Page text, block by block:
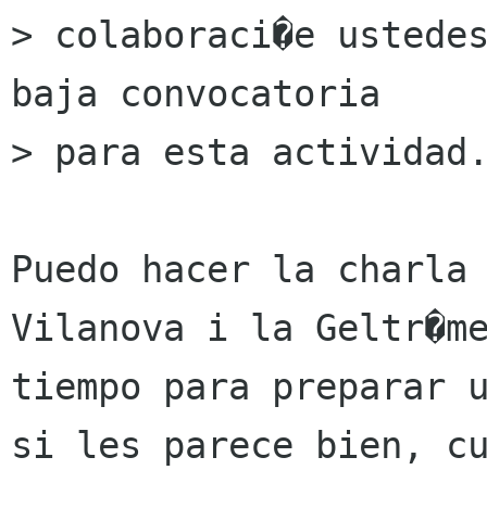
> colaboraci�e
baja convocatoria
> para esta
Puedo hacer la charla
Vilanova i la
tiempo para preparar
si les parece bien,